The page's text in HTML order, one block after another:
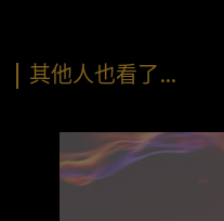
其他人也看了…